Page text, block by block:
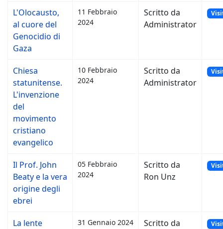
L'Olocausto,
al cuore del
Genocidio di
Gaza
11 Febbraio
2024
Scritto da
Administrator
Chiesa
statunitense.
L'invenzione
del
movimento
cristiano
evangelico
10 Febbraio
2024
Scritto da
Administrator
Il Prof. John
Beaty e la vera
origine degli
ebrei
05 Febbraio
2024
Scritto da
Ron Unz
La lente
31 Gennaio 2024
Scritto da